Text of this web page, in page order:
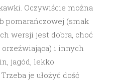
Oczywiście można
pomarańczowej (smak
wersji jest dobra, choć
i innych
jagód, lekko
je ułożyć dość